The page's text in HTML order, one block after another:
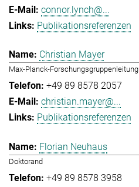
connor.lynch@...
Publikationsreferenzen
Christian Mayer
Max-Planck-Forschungsgruppenleitung
+49 89 8578 2057
christian.mayer@...
Publikationsreferenzen
Florian Neuhaus
Doktorand
+49 89 8578 3958